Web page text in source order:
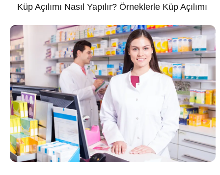
Küp Açılımı Nasıl Yapılır? Örneklerle Küp Açılımı